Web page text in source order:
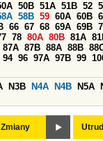
50B 51A 51B 52
58B 59 60A 60B
66 67 68 69A 69B
78 80A 80B 81A
87A 87B 88A 88B
94 96 97A 97B 99
N3B N4A N4B N5A
Zmiany